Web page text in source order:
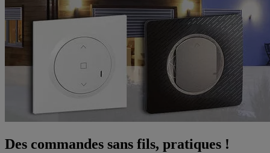
Des commandes sans fils, pratiques !